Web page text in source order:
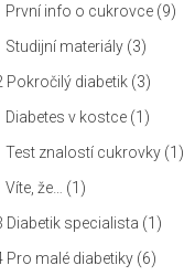
První info o cukrovce (9)
Studijní materiály (3)
Pokročilý diabetik (3)
Diabetes v kostce (1)
Test znalostí cukrovky (1)
Víte, že…
(1)
Diabetik specialista (1)
Pro malé diabetiky (6)